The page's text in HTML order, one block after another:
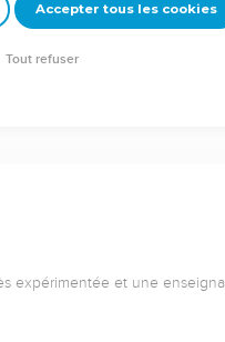
expérimentée et une
Accepter tous les cookies
Tout refuser